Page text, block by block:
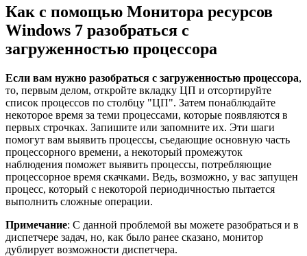
Как с помощью Монитора ресурсов
Windows 7 разобраться с
загруженностью процессора
Если вам нужно разобраться с загруженностью процессора,
то, первым делом, откройте вкладку ЦП и отсортируйте
список процессов по столбцу "ЦП". Затем понаблюдайте
некоторое время за теми процессами, которые появляются в
первых строчках. Запишите или запомните их. Эти шаги
помогут вам выявить процессы, съедающие основную часть
процессорного времени, а некоторый промежуток
наблюдения поможет выявить процессы, потребляющие
процессорное время скачками. Ведь, возможно, у вас запущен
процесс, который с некоторой периодичностью пытается
выполнить сложные операции.
Примечание: С данной проблемой вы можете разобраться и в
диспетчере задач, но, как было ранее сказано, монитор
дублирует возможности диспетчера.